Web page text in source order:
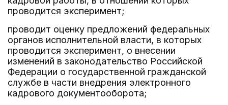
проводится эксперимент;
проводит оценку предложений федеральных
органов исполнительной власти, в которых
проводится эксперимент, о внесении
изменений в законодательство Российской
Федерации о государственной гражданской
службе в части внедрения электронного
кадрового документооборота;